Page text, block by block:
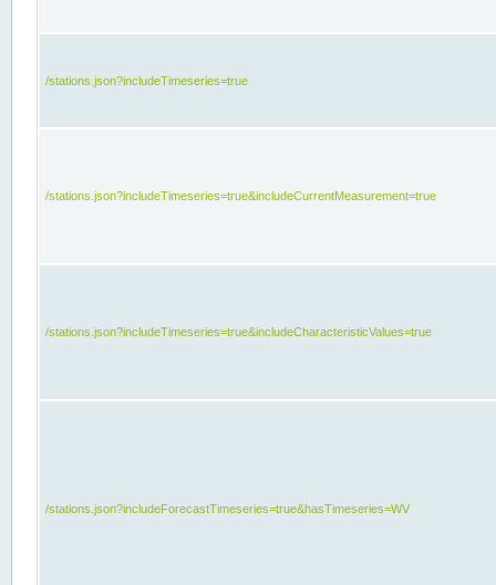
/stations.json?includeTimeseries=true
/stations.json?includeTimeseries=true&includeCurrentMeasurement=true
/stations.json?includeTimeseries=true&includeCharacteristicValues=true
/stations.json?includeForecastTimeseries=true&hasTimeseries=WV